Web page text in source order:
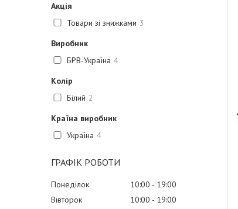
Акція
Товари зі знижками 3
Виробник
БРВ-Україна 4
Колір
Білий 2
Країна виробник
Україна 4
ГРАФІК РОБОТИ
Понеділок 10:00
19:00
Вівторок
10:00
19:00